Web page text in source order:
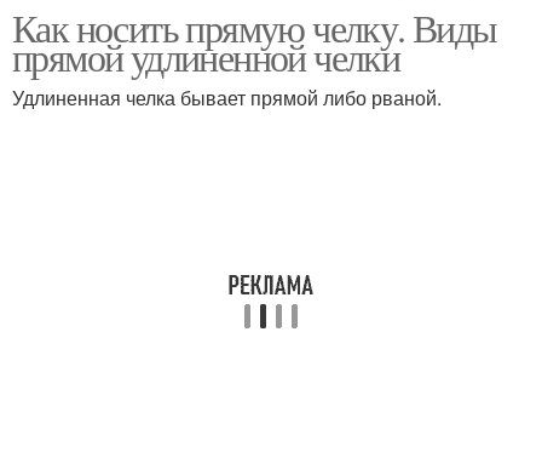
Челка по бокам Короткая челка
Как носить прямую челку. Виды
прямой удлиненной челки
Удлиненная челка бывает прямой либо рваной.